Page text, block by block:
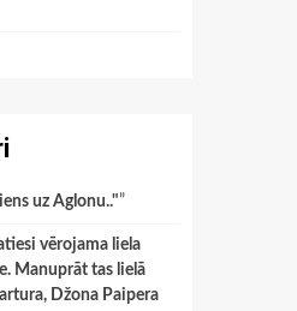
uz Aglonu.."”
vērojama liela
Manuprāt tas lielā
Džona Paipera